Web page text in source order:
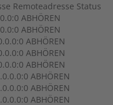
Remoteadresse Status
ABHÖREN
ABHÖREN
ABHÖREN
ABHÖREN
ABHÖREN
ABHÖREN
ABHÖREN
ABHÖREN